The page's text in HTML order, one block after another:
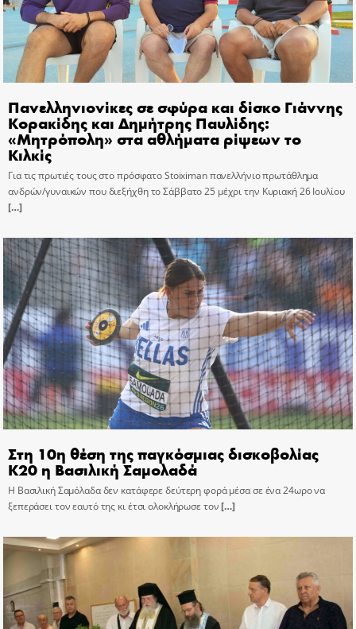
Πανελληνιονίκες σε σφύρα και δίσκο Γιάννης
Κορακίδης και Δημήτρης Παυλίδης:
«Μητρόπολη» στα αθλήματα ρίψεων το
Κιλκίς
Για τις πρωτιές τους στο πρόσφατο Stoiximan πανελλήνιο πρωτάθλημα
ανδρών/γυναικών που διεξήχθη το Σάββατο 25 μέχρι την Κυριακή 26 Ιουλίου
[…]
Στη 10η θέση της παγκόσμιας δισκοβολίας
Κ20 η Βασιλική Σαμολαδά
Η Βασιλική Σαμόλαδα δεν κατάφερε δεύτερη φορά μέσα σε ένα 24ωρο να
ξεπεράσει τον εαυτό της κι έτσι ολοκλήρωσε τον[…]